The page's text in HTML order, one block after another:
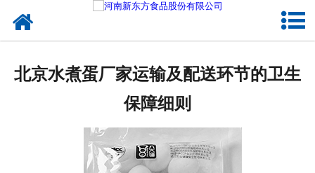
新闻资讯
关于新东方
北京水煮蛋厂家运输及配送环节的卫生
保障细则